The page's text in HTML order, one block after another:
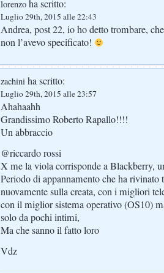
lorenzo ha scritto:
Luglio 29th, 2015 alle 22:43
Andrea, post 22, io ho detto trombare,
non l’avevo specificato!
zachini ha scritto:
Luglio 29th, 2015 alle 23:57
Ahahaahh
Grandissimo Roberto Rapallo!!!!
Un abbraccio
@riccardo rossi
X me la viola corrisponde a Blackberry,
Periodo di appannamento che ha rivinato
nuovamente sulla creata, con i migliori
con il miglior sistema operativo (OS10)
solo da pochi intimi,
Ma che sanno il fatto loro
Vdz